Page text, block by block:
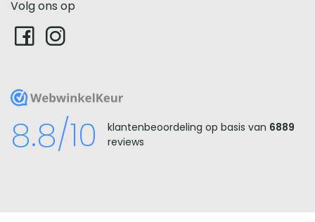
Volg ons op
WebwinkelKeur
8.8/10 klantenbeoordeling op basis van 6889
reviews